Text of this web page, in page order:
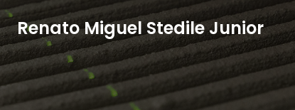
Renato Miguel Stedile Junior